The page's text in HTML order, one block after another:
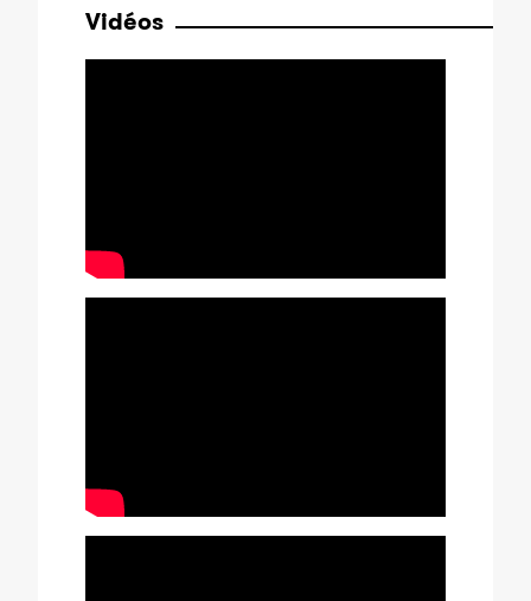
Vidéos